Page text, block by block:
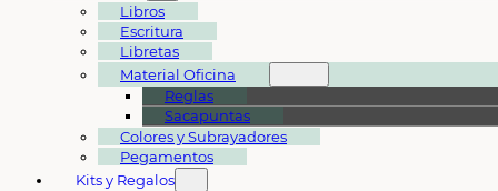
Libros
Escritura
Libretas
Material Oficina
Reglas
Sacapuntas
Colores y Subrayadores
Pegamentos
Kits y Regalos